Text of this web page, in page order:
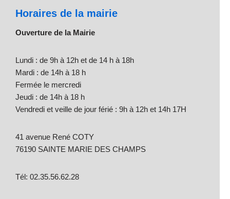
Horaires de la mairie
Ouverture de la Mairie
Lundi : de 9h à 12h et de 14 h à 18h
Mardi : de 14h à 18 h
Fermée le mercredi
Jeudi : de 14h à 18 h
Vendredi et veille de jour férié : 9h à 12h et 14h 17H
41 avenue René COTY
76190 SAINTE MARIE DES CHAMPS
Tél: 02.35.56.62.28